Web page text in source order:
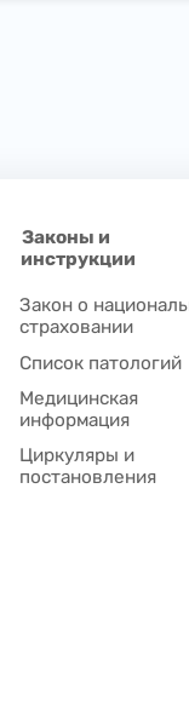
Законы и
инструкции
Закон о
страховании
Список патологий
Медицинская
информация
Циркуляры и
постановления